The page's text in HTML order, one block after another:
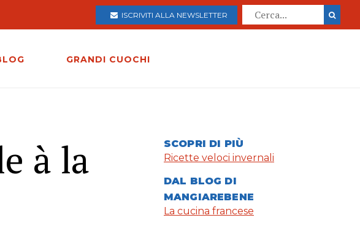
ISCRIVITI ALLA NEWSLETTER
GRANDI CUOCHI
à la
SCOPRI DI PIÙ
Ricette veloci invernali
DAL BLOG DI
MANGIAREBENE
La cucina francese